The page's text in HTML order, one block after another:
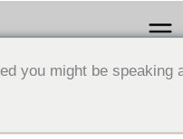
you might be speaking